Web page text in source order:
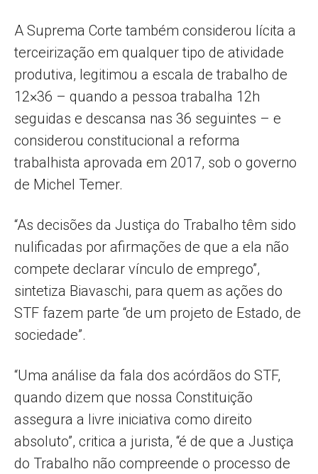
A Suprema Corte também considerou lícita a
terceirização em qualquer tipo de atividade
produtiva, legitimou a escala de trabalho de
12×36 – quando a pessoa trabalha 12h
seguidas e descansa nas 36 seguintes – e
considerou constitucional a reforma
trabalhista aprovada em 2017, sob o governo
de Michel Temer.
“As decisões da Justiça do Trabalho têm sido
nulificadas por afirmações de que a ela não
compete declarar vínculo de emprego”,
sintetiza Biavaschi, para quem as ações do
STF fazem parte “de um projeto de Estado, de
sociedade”.
“Uma análise da fala dos acórdãos do STF,
quando dizem que nossa Constituição
assegura a livre iniciativa como direito
absoluto”, critica a jurista, “é de que a Justiça
do Trabalho não compreende o processo de